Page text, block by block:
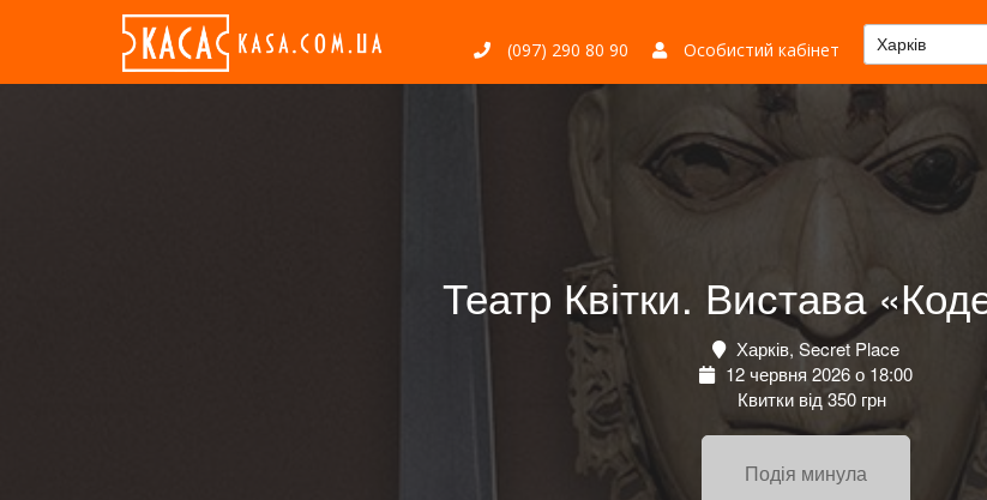
(097) 290 80 90 Особистий кабінет Харків
Театр Квітки. Вистава
Харків, Secret Place
12 червня 2026 о 18:00
Квитки від 350 грн
Подія минула